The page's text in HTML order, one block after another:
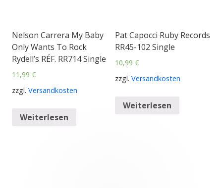
Nelson Carrera My Baby
Only Wants To Rock
Rydell’s RÉF. RR714 Single
11,99 €
zzgl. Versandkosten
Weiterlesen
Pat Capocci Ruby Records
RR45-102 Single
10,99 €
zzgl. Versandkosten
Weiterlesen